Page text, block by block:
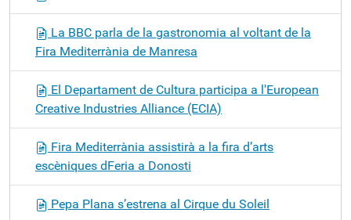
La BBC parla de la gastronomia al voltant de la
Fira Mediterrània de Manresa
El Departament de Cultura participa a l'European
Creative Industries Alliance (ECIA)
Fira Mediterrània assistirà a la fira d’arts
escèniques dFeria a Donosti
Pepa Plana s’estrena al Cirque du Soleil